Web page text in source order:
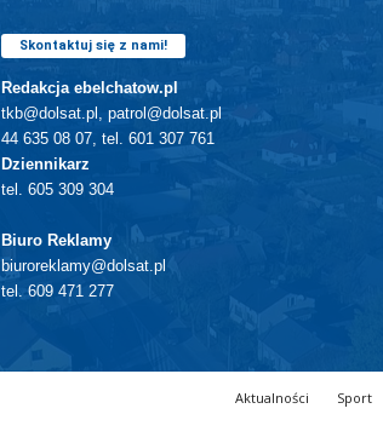
Skontaktuj się z nami!
Redakcja ebelchatow.pl
tkb@dolsat.pl, patrol@dolsat.pl
44 635 08 07, tel. 601 307 761
Dziennikarz
tel. 605 309 304
Biuro Reklamy
biuroreklamy@dolsat.pl
tel. 609 471 277
Aktualności Sport